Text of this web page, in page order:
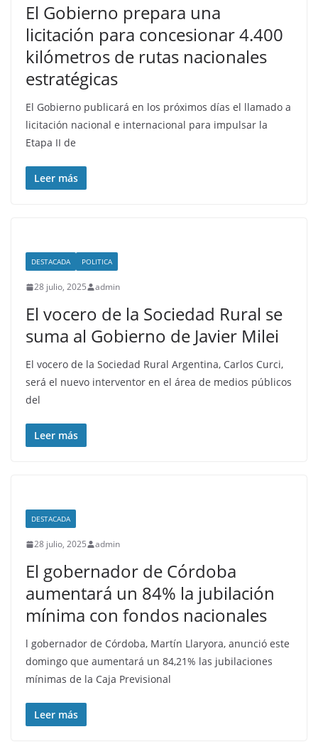
El Gobierno prepara una
licitación para concesionar 4.400
kilómetros de rutas nacionales
estratégicas
El Gobierno publicará en los próximos días el llamado a
licitación nacional e internacional para impulsar la
Etapa II de
Leer más
DESTACADA POLITICA
28 julio, 2025 admin
El vocero de la Sociedad Rural se
suma al Gobierno de Javier Milei
El vocero de la Sociedad Rural Argentina, Carlos Curci,
será el nuevo interventor en el área de medios públicos
del
Leer más
DESTACADA
28 julio, 2025 admin
El gobernador de Córdoba
aumentará un 84% la jubilación
mínima con fondos nacionales
l gobernador de Córdoba, Martín Llaryora, anunció este
domingo que aumentará un 84,21% las jubilaciones
mínimas de la Caja Previsional
Leer más